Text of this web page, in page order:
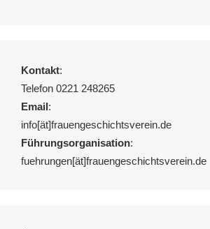
Kontakt:
Telefon 0221 248265
Email:
info[ät]frauengeschichtsverein.de
Führungsorganisation:
fuehrungen[ät]frauengeschichtsverein.de